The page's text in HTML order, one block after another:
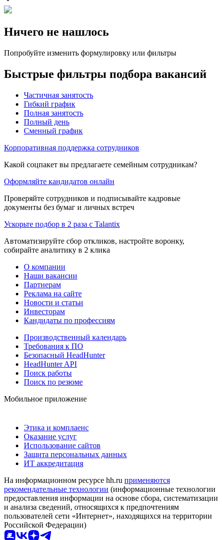
Ничего не нашлось
Попробуйте изменить формулировку или фильтры
Быстрые фильтры подбора вакансий
Частичная занятость
Гибкий график
Полная занятость
Полный день
Сменный график
Корпоративная поддержка сотрудников
Какой соцпакет вы предлагаете семейным сотрудникам?
Оформляйте кандидатов онлайн
Проверяйте сотрудников и подписывайте кадровые
документы без бумаг и личных встреч
Ускорьте подбор в 2 раза с Talantix
Автоматизируйте сбор откликов, настройте воронку,
собирайте аналитику в 2 клика
О компании
Наши вакансии
Партнерам
Реклама на сайте
Новости и статьи
Инвесторам
Кандидаты по профессиям
Производственный календарь
Требования к ПО
Безопасный HeadHunter
HeadHunter API
Поиск работы
Поиск по резюме
Мобильное приложение
Этика и комплаенс
Оказание услуг
Использование сайтов
Защита персональных данных
ИТ аккредитация
На информационном ресурсе hh.ru применяются
рекомендательные технологии (информационные технологии
предоставления информации на основе сбора, систематизации
и анализа сведений, относящихся к предпочтениям
пользователей сети «Интернет», находящихся на территории
Российской Федерации)